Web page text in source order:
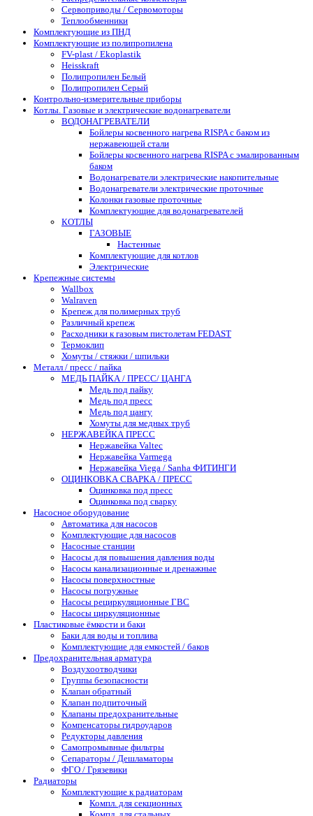
Сервоприводы / Сервомоторы
Теплообменники
Комплектующие из ПНД
Комплектующие из полипропилена
FV-plast / Ekoplastik
Heisskraft
Полипропилен Белый
Полипропилен Серый
Контрольно-измерительные приборы
Котлы. Газовые и электрические водонагреватели
ВОДОНАГРЕВАТЕЛИ
Бойлеры косвенного нагрева RISPA с баком из
нержавеющей стали
Бойлеры косвенного нагрева RISPA с эмалированным
баком
Водонагреватели электрические накопительные
Водонагреватели электрические проточные
Колонки газовые проточные
Комплектующие для водонагревателей
КОТЛЫ
ГАЗОВЫЕ
Настенные
Комплектующие для котлов
Электрические
Крепежные системы
Wallbox
Walraven
Крепеж для полимерных труб
Различный крепеж
Расходники к газовым пистолетам FEDAST
Термоклип
Хомуты / стяжки / шпильки
Металл / пресс / пайка
МЕДЬ ПАЙКА / ПРЕСС/ ЦАНГА
Медь под пайку
Медь под пресс
Медь под цангу
Хомуты для медных труб
НЕРЖАВЕЙКА ПРЕСС
Нержавейка Valtec
Нержавейка Varmega
Нержавейка Viega / Sanha ФИТИНГИ
ОЦИНКОВКА СВАРКА / ПРЕСС
Оцинковка под пресс
Оцинковка под сварку
Насосное оборудование
Автоматика для насосов
Комплектующие для насосов
Насосные станции
Насосы для повышения давления воды
Насосы канализационные и дренажные
Насосы поверхностные
Насосы погружные
Насосы рециркуляционные ГВС
Насосы циркуляционные
Пластиковые ёмкости и баки
Баки для воды и топлива
Комплектующие для емкостей / баков
Предохранительная арматура
Воздухоотводчики
Группы безопасности
Клапан обратный
Клапан подпиточный
Клапаны предохранительные
Компенсаторы гидроударов
Редукторы давления
Самопромывные фильтры
Сепараторы / Дешламаторы
ФГО / Грязевики
Радиаторы
Комплектующие к радиаторам
Компл. для секционных